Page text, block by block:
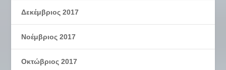
Δεκέμβριος 2017
Νοέμβριος 2017
Οκτώβριος 2017